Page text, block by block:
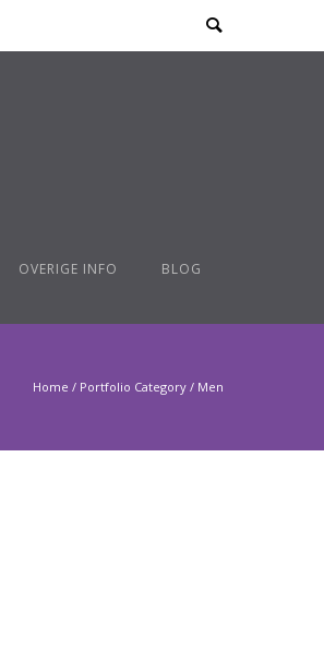
OVERIGE INFO BLOG
Home / Portfolio Category / Men